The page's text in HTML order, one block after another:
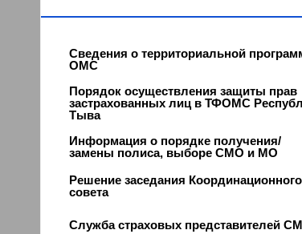
Сведения о территориальной
ОМС
Порядок осуществления защиты прав
застрахованных лиц в ТФОМС
Тыва
Информация о порядке получения/
замены полиса, выборе СМО и МО
Решение заседания Координационного
совета
Служба страховых представителей